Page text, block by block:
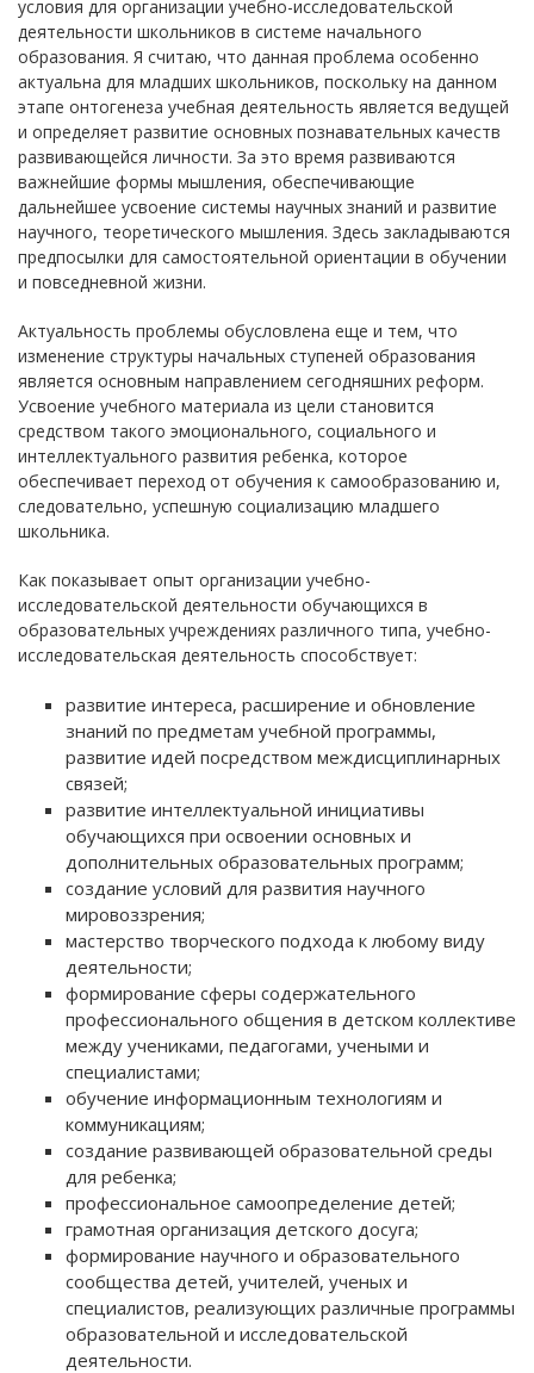
условия для организации учебно-исследовательской
деятельности школьников в системе начального
образования. Я считаю, что данная проблема особенно
актуальна для младших школьников, поскольку на данном
этапе онтогенеза учебная деятельность является ведущей
и определяет развитие основных познавательных качеств
развивающейся личности. За это время развиваются
важнейшие формы мышления, обеспечивающие
дальнейшее усвоение системы научных знаний и развитие
научного, теоретического мышления. Здесь закладываются
предпосылки для самостоятельной ориентации в обучении
и повседневной жизни.
Актуальность проблемы обусловлена еще и тем, что
изменение структуры начальных ступеней образования
является основным направлением сегодняшних реформ.
Усвоение учебного материала из цели становится
средством такого эмоционального, социального и
интеллектуального развития ребенка, которое
обеспечивает переход от обучения к самообразованию и,
следовательно, успешную социализацию младшего
школьника.
Как показывает опыт организации учебно-
исследовательской деятельности обучающихся в
образовательных учреждениях различного типа, учебно-
исследовательская деятельность способствует:
развитие интереса, расширение и обновление
знаний по предметам учебной программы,
развитие идей посредством междисциплинарных
связей;
развитие интеллектуальной инициативы
обучающихся при освоении основных и
дополнительных образовательных программ;
создание условий для развития научного
мировоззрения;
мастерство творческого подхода к любому виду
деятельности;
формирование сферы содержательного
профессионального общения в детском коллективе
между учениками, педагогами, учеными и
специалистами;
обучение информационным технологиям и
коммуникациям;
создание развивающей образовательной среды
для ребенка;
профессиональное самоопределение детей;
грамотная организация детского досуга;
формирование научного и образовательного
сообщества детей, учителей, ученых и
специалистов, реализующих различные программы
образовательной и исследовательской
деятельности.